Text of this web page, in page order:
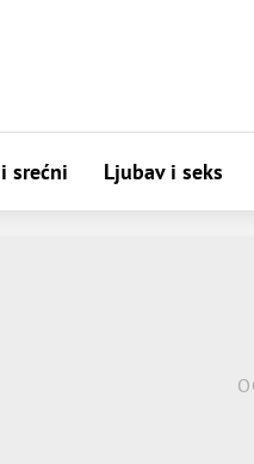
srećni Ljubav i seks